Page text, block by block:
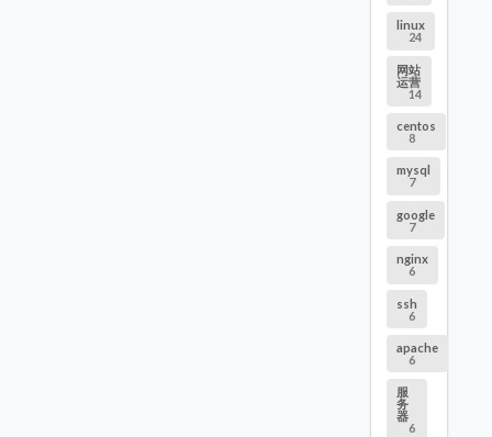
linux
24
网站
运营
14
centos
8
mysql
7
google
7
nginx
6
ssh
6
apache
6
服
务
器
6